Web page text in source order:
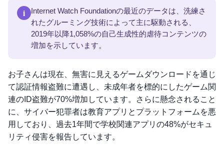
i
Internet Watch Foundationの最近のデータは、洗練さ
れたグルーミング技術によって主に駆動される、
2019年以降1,058%の自己生成性的虐待コンテンツの
増加を示しています。
お子さんは現在、無害に見えるゲームダウンロードを通じ
て認証情報盗難に遭遇し、未成年者を標的にしたゲーム関
連のID盗難が70%増加しています。さらに懸念されること
に、サイバー犯罪者は教育アプリとプラットフォームを悪
用しており、過去1年間で学校関連アプリの48%がセキュ
リティ侵害を報告しています。